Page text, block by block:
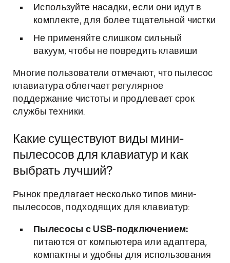
Используйте насадки, если они идут в
комплекте, для более тщательной чистки
Не применяйте слишком сильный
вакуум, чтобы не повредить клавиши
Многие пользователи отмечают, что пылесос
клавиатура облегчает регулярное
поддержание чистоты и продлевает срок
службы техники.
Какие существуют виды мини-
пылесосов для клавиатур и как
выбрать лучший?
Рынок предлагает несколько типов мини-
пылесосов, подходящих для клавиатур:
Пылесосы с USB-подключением:
питаются от компьютера или адаптера,
компактны и удобны для использования